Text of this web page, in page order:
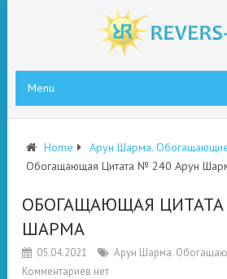
Menu
Home
Арун Шарма.
Обогащающая Цитата № 240 Арун
ОБОГАЩАЮЩАЯ ЦИТАТА
ШАРМА
05.04.2021
Арун Шарма.
Комментариев нет